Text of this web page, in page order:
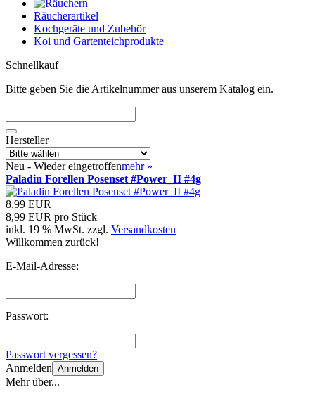
Räucherartikel
Kochgeräte und Zubehör
Koi und Gartenteichprodukte
Schnellkauf
Bitte geben Sie die Artikelnummer aus unserem Katalog ein.
Hersteller
Neu - Wieder eingetroffenmehr »
Paladin Forellen Posenset #Power_II #4g
8,99 EUR
8,99 EUR pro Stück
inkl. 19 % MwSt. zzgl. Versandkosten
Willkommen zurück!
E-Mail-Adresse:
Passwort:
Passwort vergessen?
Anmelden Anmelden
Mehr über...